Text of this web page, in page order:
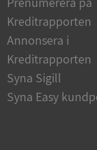
Kreditrapporten
Annonsera i
Kreditrapporten
Syna Sigill
Syna Easy
Strikt
och
Namn